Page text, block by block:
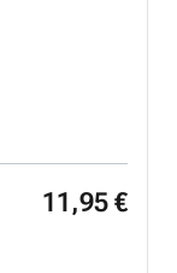
11 ,95 €